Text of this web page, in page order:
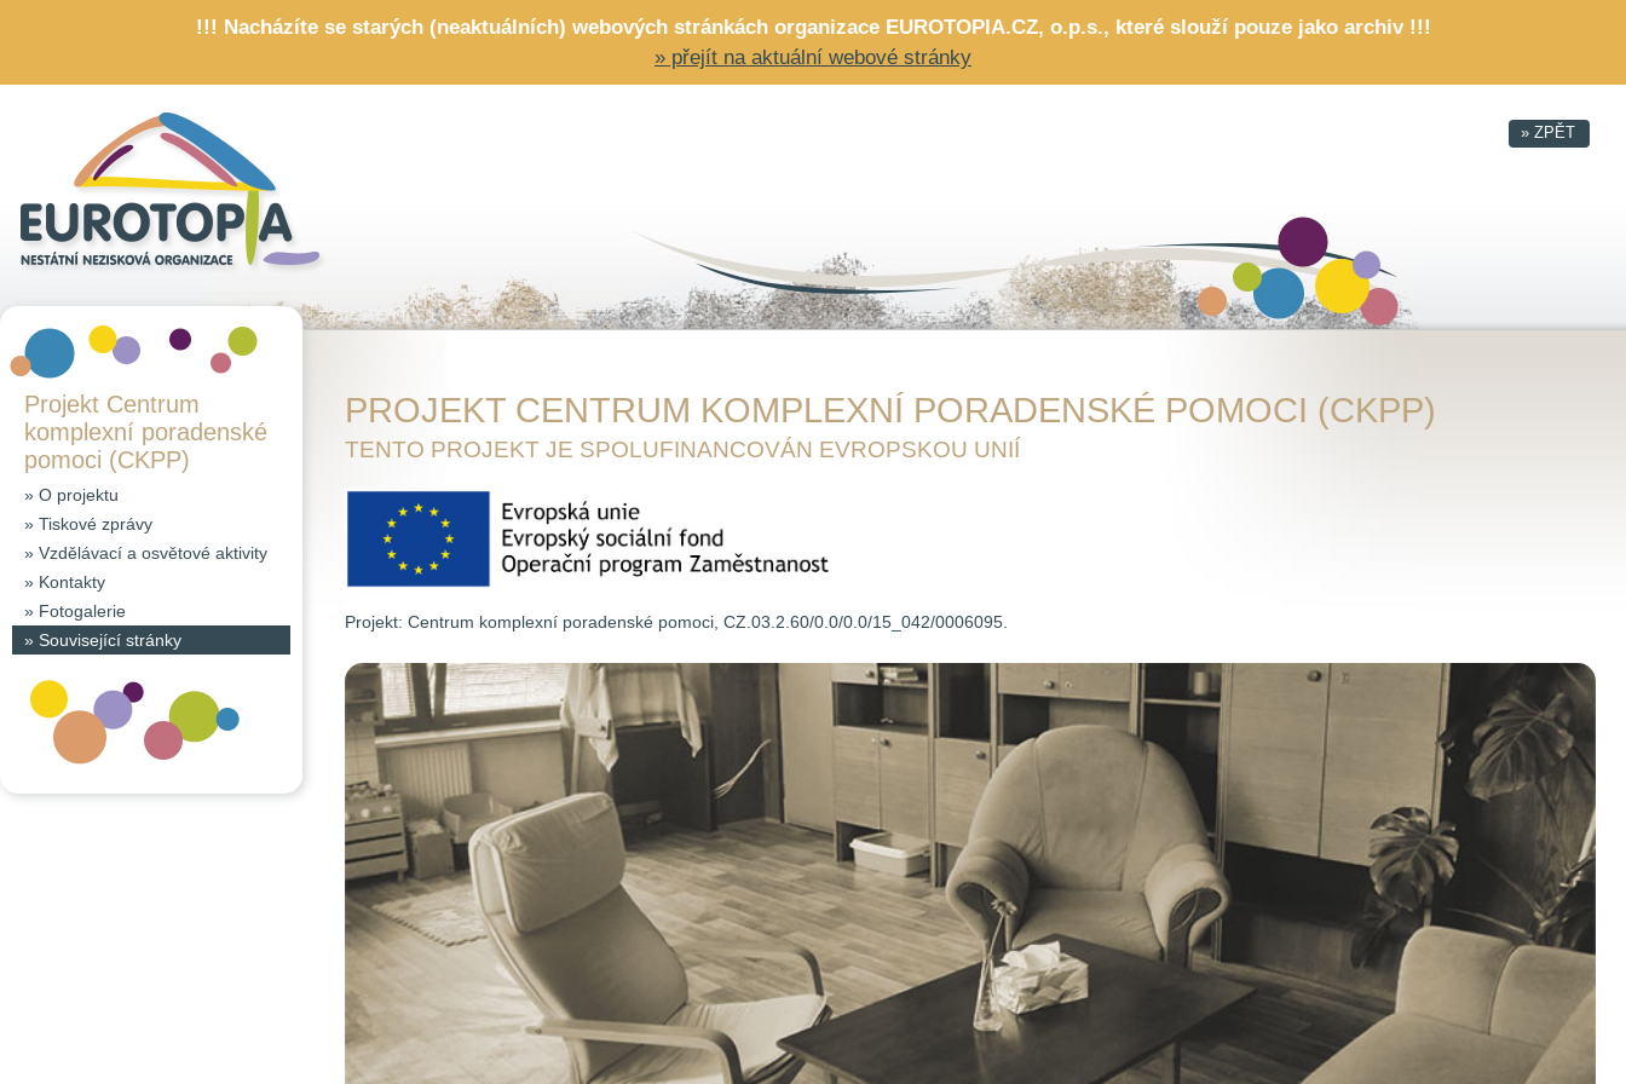
!!! Nacházíte se starých (neaktuálních) webových stránkách organizace EUROTOPIA.CZ, o.p.s., které slouží pouze jako archiv !!!
» přejít na aktuální webové stránky
Projekt Centrum
komplexní poradenské
pomoci (CKPP)
» O projektu
» Tiskové zprávy
» Vzdělávací a osvětové aktivity
» Kontakty
» Fotogalerie
» Související stránky
PROJEKT CENTRUM KOMPLEXNÍ PORADENSKÉ POMOCI (CKPP)
TENTO PROJEKT JE SPOLUFINANCOVÁN EVROPSKOU UNIÍ
Projekt: Centrum komplexní poradenské pomoci, CZ.03.2.60/0.0/0.0/15_042/0006095.